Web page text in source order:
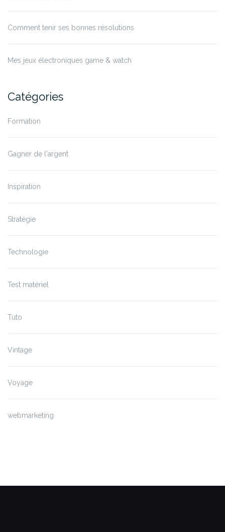
Comment tenir ses bonnes résolutions
Mes jeux électroniques game & watch
Catégories
Formation
Gagner de l'argent
Inspiration
Stratégie
Technologie
Test matériel
Tuto
Vintage
Voyage
webmarketing